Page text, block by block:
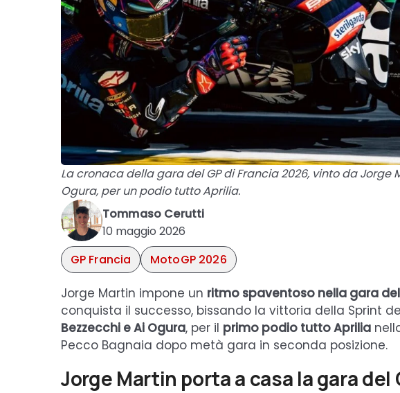
La cronaca della gara del GP di Francia 2026, vinto da Jorge
Ogura, per un podio tutto Aprilia.
Tommaso Cerutti
10 maggio 2026
GP Francia
MotoGP 2026
Jorge Martin impone un ritmo spaventoso nella gara del
conquista il successo, bissando la vittoria della Sprint
Bezzecchi e Ai Ogura, per il primo podio tutto Aprilia
Pecco Bagnaia dopo metà gara in seconda posizione.
Jorge Martin porta a casa la gara del